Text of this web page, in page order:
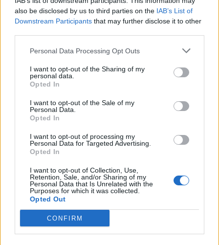
also be disclosed by us to third parties on the IAB’s List of
Downstream Participants that may further disclose it to other
Personal Data Processing Opt Outs
I want to opt-out of the Sharing of my
personal data.
Opted In
I want to opt-out of the Sale of my
Personal Data.
Opted In
I want to opt-out of processing my
Personal Data for Targeted Advertising.
Opted In
I want to opt-out of Collection, Use,
Retention, Sale, and/or Sharing of my
Personal Data that Is Unrelated with the
Purposes for which it was collected.
Opted Out
CONFIRM
откриха под кафене за сладолед в
07.08.2026 / 16:00
Изкуствен интелект за първи път